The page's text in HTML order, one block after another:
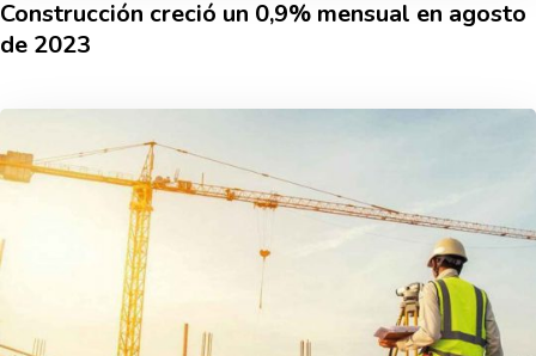
Construcción creció un 0,9% mensual en agosto
de 2023